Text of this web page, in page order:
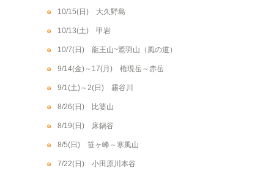
10/15(日) 大久野島
10/13(土) 甲岩
10/7(日) 龍王山~鷲羽山（風の道）
9/14(金)～17(月) 権現岳～赤岳
9/1(土)～2(日) 霧谷川
8/26(日) 比婆山
8/19(日) 床鍋谷
8/5(日) 笹ヶ峰～寒風山
7/22(日) 小田原川本谷